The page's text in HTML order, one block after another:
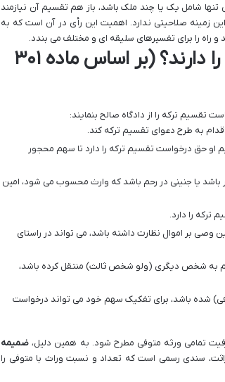
تنها شامل یک یا چند ملک باشد، باز هم تقسیم آن نیازمند
زمینه صلاحیتی ندارد. اهمیت این رأی در آن است که به
و راه را برای تفسیرهای سلیقه ای و مختلف می بندد.
چه کسانی حق درخواست تقسیم ترکه را دارند؟ (بر اساس ماده ۳۰۱
به طرح دعوای تقسیم ترکه کند.
او حق درخواست تقسیم ترکه را دارد تا سهم محجور
باشد یا جنینی در رحم باشد که وارث محسوب می شود، امین
را دارد.
وصی بر اموال نظارت داشته باشد، می تواند در راستای
به شخص دیگری (ولو شخص ثالث) منتقل کرده باشد،
شده باشد، برای تفکیک سهم خود می تواند درخواست
تمامی ورثه متوفی مطرح شود. به همین دلیل، ضمیمه
سندی رسمی است که تعداد و نسبت وراث با متوفی را